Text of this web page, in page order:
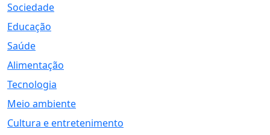
Sociedade
Educação
Saúde
Alimentação
Tecnologia
Meio ambiente
Cultura e entretenimento